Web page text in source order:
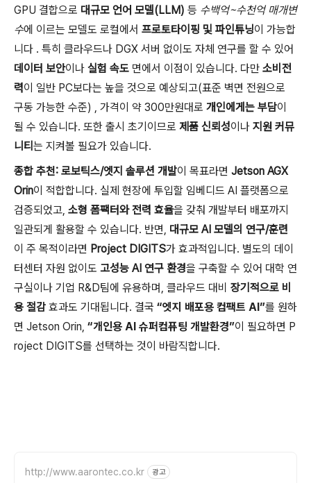
GPU 결합으로 대규모 언어 모델(LLM) 등 수백억~수천억 매개변
수에 이르는 모델도 로컬에서 프로토타이핑 및 파인튜닝이 가능합
니다 . 특히 클라우드나 DGX 서버 없이도 자체 연구를 할 수 있어
데이터 보안이나 실험 속도 면에서 이점이 있습니다. 다만 소비전
력이 일반 PC보다는 높을 것으로 예상되고(표준 벽면 전원으로
구동 가능한 수준) , 가격이 약 300만원대로 개인에게는 부담이
될 수 있습니다. 또한 출시 초기이므로 제품 신뢰성이나 지원 커뮤
니티 는 지켜볼 필요가 있습니다.
종합 추천: 로보틱스/엣지 솔루션 개발이 목표라면 Jetson AGX
Orin이 적합합니다. 실제 현장에 투입할 임베디드 AI 플랫폼으로
검증되었고, 소형 폼팩터와 전력 효율을 갖춰 개발부터 배포까지
일관되게 활용할 수 있습니다. 반면, 대규모 AI 모델의 연구/훈련
이 주 목적이라면 Project DIGITS가 효과적입니다. 별도의 데이
터센터 자원 없이도 고성능 AI 연구 환경을 구축할 수 있어 대학 연
구실이나 기업 R&D팀에 유용하며, 클라우드 대비 장기적으로 비
용 절감 효과도 기대됩니다. 결국 “엣지 배포용 컴팩트 AI”를 원하
면 Jetson Orin, “개인용 AI 슈퍼컴퓨팅 개발환경”이 필요하면 P
roject DIGITS를 선택하는 것이 바람직합니다.
http://www.aarontec.co.kr 광고